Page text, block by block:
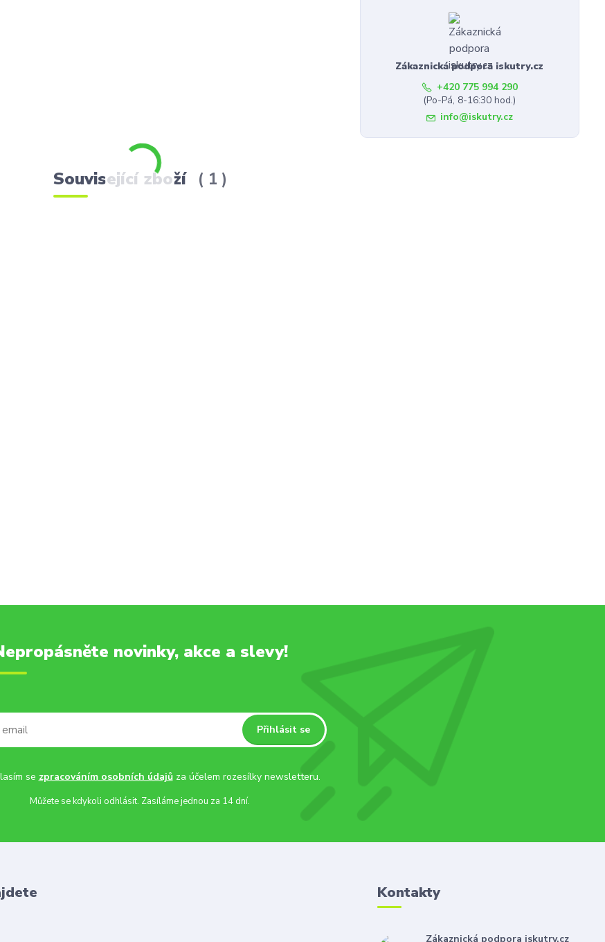
Zákaznická podpora iskutry.cz
+420 775 994 290
(Po-Pá, 8-16:30 hod.)
info@iskutry.cz
Související zboží 1
novinky, akce a slevy!
Přihlásit se
se zpracováním osobních údajůza účelem rozesílky newsletteru.
Můžete se kdykoli odhlásit. Zasíláme jednou za 14 dní.
Kontakty
Zákaznická podpora iskutry.cz